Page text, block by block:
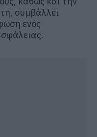
συμβάλλει
ενός